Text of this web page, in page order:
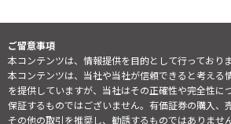
ご留意事項
本コンテンツは、情報提供を目的として行っておりま
本コンテンツは、当社や当社が信頼できると考える
を提供していますが、当社はその正確性や完全性に
保証するものではございません。有価証券の購入、
その他の取引を推奨し、勧誘するものではありませ